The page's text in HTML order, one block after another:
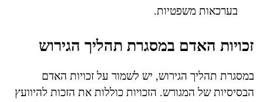
בערכאות משפטיות.
זכויות האדם במסגרת תהליך הגירוש
במסגרת תהליך הגירוש, יש לשמור על זכויות האדם
הבסיסיות של המגורש. הזכויות כוללות את הזכות להיוועץ